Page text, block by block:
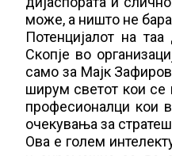
може, а ништо не бара
Потенцијалот на
Скопје во
само за Мајк
ширум светот кои се
професионалци кои
очекувања за
Ова е голем